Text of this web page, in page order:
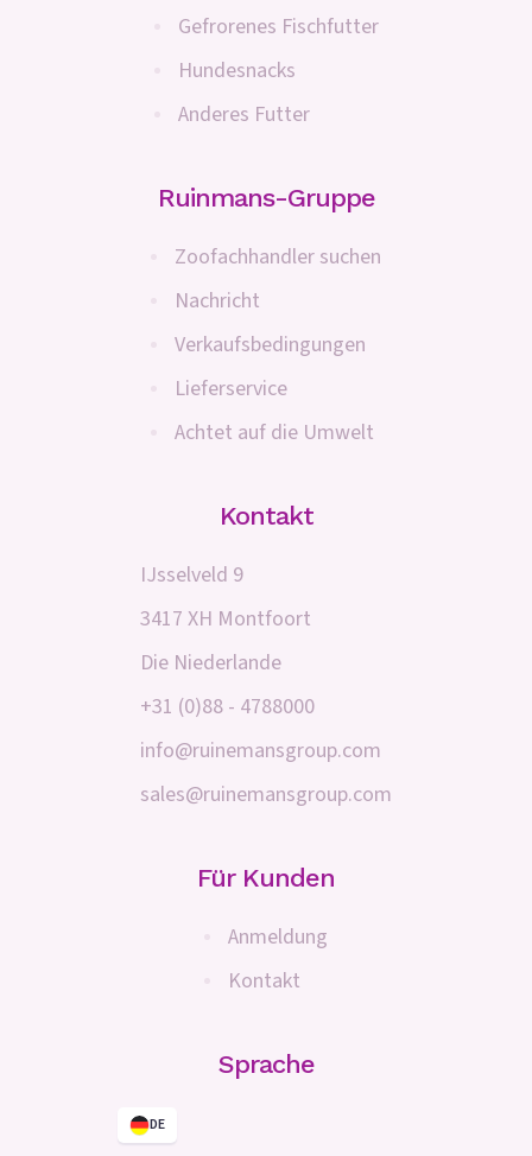
Gefrorenes Fischfutter
Hundesnacks
Anderes Futter
Ruinmans-Gruppe
Zoofachhandler suchen
Nachricht
Verkaufsbedingungen
Lieferservice
Achtet auf die Umwelt
Kontakt
IJsselveld 9
3417 XH Montfoort
Die Niederlande
+31 (0)88 - 4788000
info@ruinemansgroup.com
sales@ruinemansgroup.com
Für Kunden
Anmeldung
Kontakt
Sprache
DE